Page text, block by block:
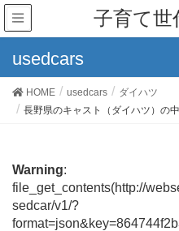
子育て世
usedcars
HOME usedcars
ダイハツ
長野県のキャスト（ダイハツ）の
Warning:
file_get_contents(http://
sedcar/v1/?